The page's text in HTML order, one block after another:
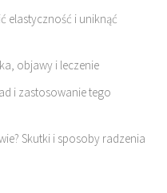
elastyczność i uniknąć
objawy i leczenie
i zastosowanie tego
Skutki i sposoby radzenia